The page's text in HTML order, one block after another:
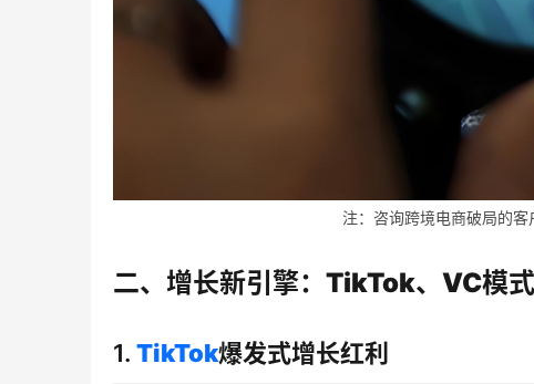
注：咨询跨境电商破局的
二、增长新引擎：TikTok、VC模
1. TikTok爆发式增长红利